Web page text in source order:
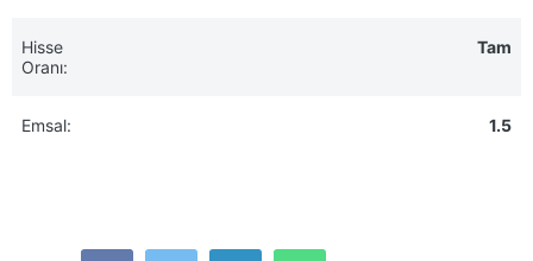
Hisse
Oranı:
Tam
Emsal: 1.5